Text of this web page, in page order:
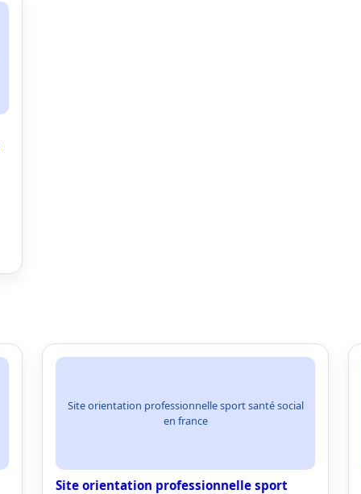
Site orientation professionnelle sport santé social
en france
Site orientation professionnelle sport